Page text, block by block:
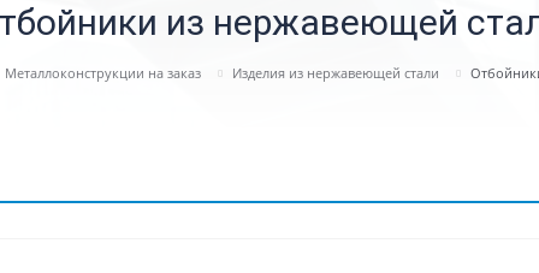
из нержавеющей
Металлоконструкции на заказ Изделия из нержавеющей стали